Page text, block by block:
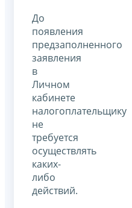
До
появления
предзаполненного
заявления
в
Личном
кабинете
налогоплательщику
не
требуется
осуществлять
каких-
либо
действий.